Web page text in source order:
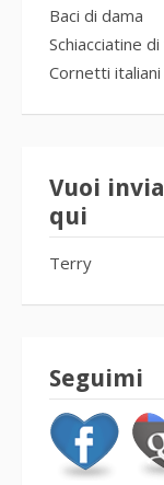
Baci di dama
Schiacciatine
Cornetti italiani
Vuoi
qui
Terry
Seguimi